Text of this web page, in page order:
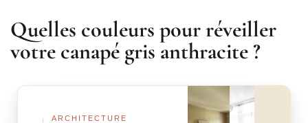
Quelles couleurs pour réveiller
votre canapé gris anthracite ?
ARCHITECTURE
Après